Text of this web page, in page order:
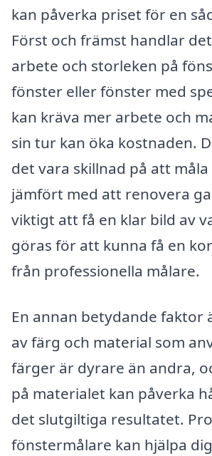
kan påverka priset för en
Först och främst handlar
arbete och storleken på
fönster eller fönster med
kan kräva mer arbete och
sin tur kan öka kostnaden.
det vara skillnad på att
jämfört med att renovera
viktigt att få en klar bild av
göras för att kunna få en
från professionella målare.
En annan betydande faktor
av färg och material som
färger är dyrare än andra,
på materialet kan påverka
det slutgiltiga resultatet.
fönstermålare kan hjälpa